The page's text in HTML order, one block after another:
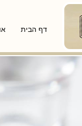
דף הבית